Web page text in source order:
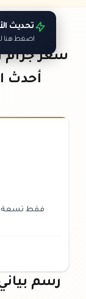
تحديث
اضغط هنا
أحدث
فقط تسعة